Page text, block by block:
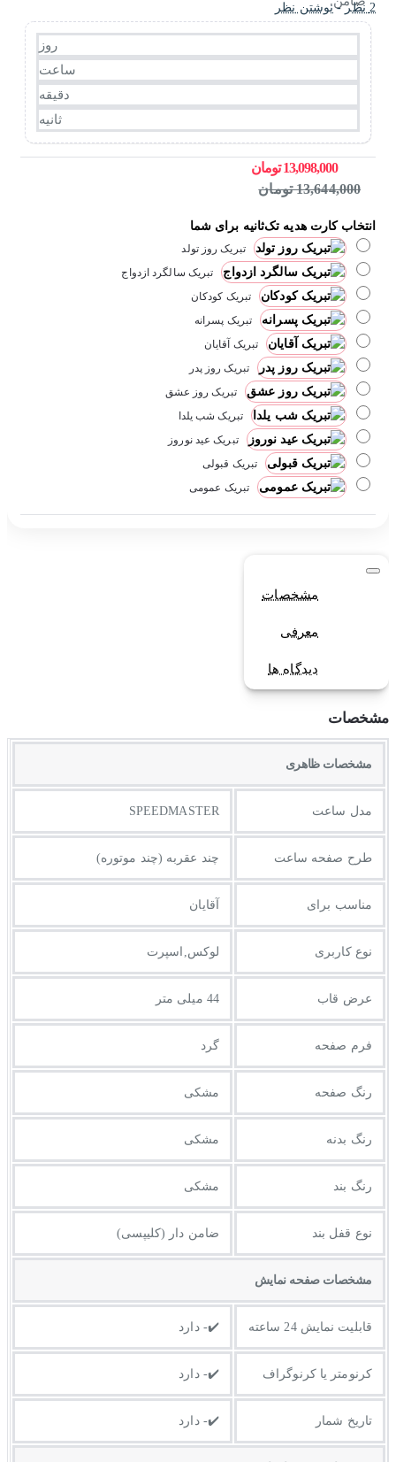
2 نظر - نوشتن نظر
روز
ساعت
دقیقه
ثانیه
13,098,000 تومان
13,644,000 تومان
انتخاب کارت هدیه تک‌ثانیه برای شما
تبریک روز تولد
تبریک سالگرد ازدواج
تبریک کودکان
تبریک پسرانه
تبریک آقایان
تبریک روز پدر
تبریک روز عشق
تبریک شب یلدا
تبریک عید نوروز
تبریک قبولی
تبریک عمومی
مشخصات
معرفی
دیدگاه ها
مشخصات
مشخصات ظاهری
مدل ساعت SPEEDMASTER
طرح صفحه ساعت چند عقربه (چند موتوره)
مناسب برای آقایان
نوع کاربری لوکس,اسپرت
عرض قاب 44 میلی متر
فرم صفحه گرد
رنگ صفحه مشکی
رنگ بدنه مشکی
رنگ بند مشکی
نوع قفل بند ضامن دار (کلیپسی)
مشخصات صفحه نمايش
قابلیت نمایش 24 ساعته ✔️- دارد
کرنومتر یا کرنوگراف ✔️- دارد
تاریخ شمار ✔️- دارد